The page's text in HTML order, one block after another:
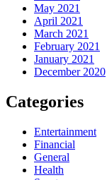
May 2021
April 2021
March 2021
February 2021
January 2021
December 2020
Categories
Entertainment
Financial
General
Health